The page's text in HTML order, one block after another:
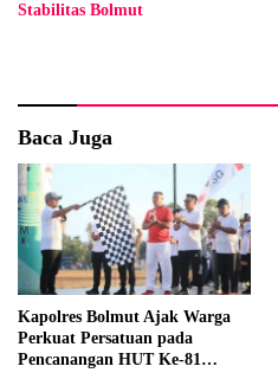
Stabilitas Bolmut
Baca Juga
Kapolres Bolmut Ajak Warga
Perkuat Persatuan pada
Pencanangan HUT Ke-81